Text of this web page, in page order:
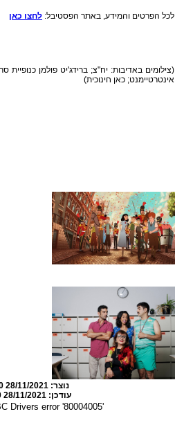
לכל הפרטים והמידע, באתר הפסטיבל: לחצו כאן
(צילומים באדיבות: יח"צ; ברידג'יט פולמן כנופיית
אינטרטיימנט; כאן חינוכית)
נוצר: 28/11/2021 14:02:00
עודכן: 28/11/2021 14:08:00